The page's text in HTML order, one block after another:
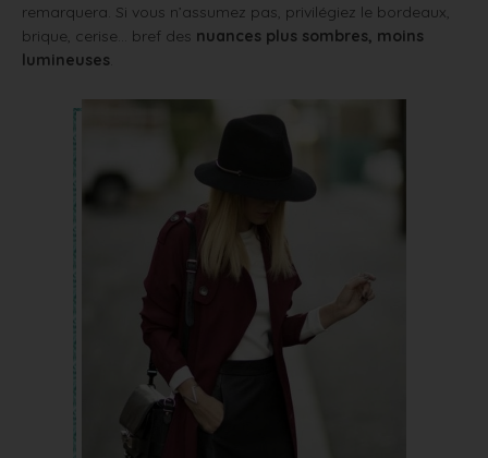
remarquera. Si vous n’assumez pas, privilégiez le bordeaux,
brique, cerise… bref des nuances plus sombres, moins
lumineuses